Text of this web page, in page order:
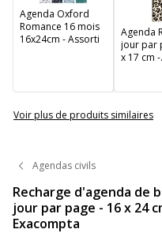
Agenda Oxford
Romance 16 mois
16x24cm - Assorti
Agenda
jour par
x 17 cm -
Voir plus de produits similaires
Agendas civils
Recharge d'agenda de
jour par page - 16 x 24
Exacompta